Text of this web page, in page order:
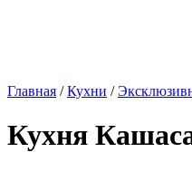
Главная /Кухни /
Кухня